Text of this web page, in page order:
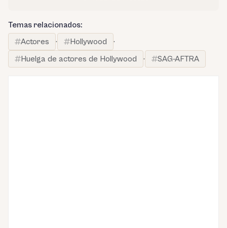
Temas relacionados:
Actores
· Hollywood
·
Huelga de actores de Hollywood
· SAG-AFTRA